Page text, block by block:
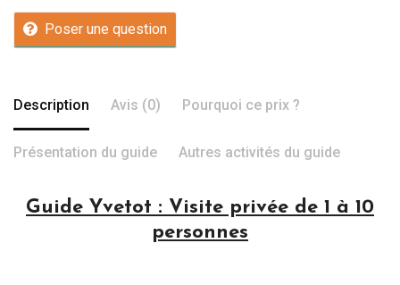
Poser une question
Description Avis (0) Pourquoi ce prix ?
Présentation du guide Autres activités du guide
Guide Yvetot : Visite privée de 1 à 10
personnes